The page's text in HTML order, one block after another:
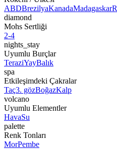
ABDBrezilyaKanadaMadagaskar
diamond
Mohs Sertliği
2-4
nights_stay
Uyumlu Burçlar
TeraziYayBalık
spa
Etkileşimdeki Çakralar
Taç3. gözBoğazKalp
volcano
Uyumlu Elementler
HavaSu
palette
Renk Tonları
MorPembe